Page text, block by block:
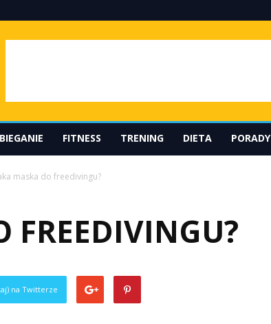
BIEGANIE FITNESS TRENING DIETA PORADY
maska do freedivingu?
FREEDIVINGU?
na Twitterze